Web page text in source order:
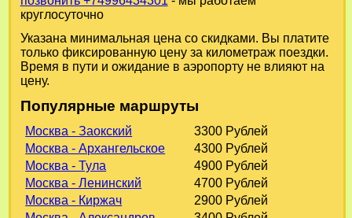
круглосуточно
Указана минимальная цена со скидками. Вы платите
только фиксированную цену за километраж поездки.
Время в пути и ожидание в аэропорту не влияют на
цену.
Популярные маршруты
Москва - Заокский
3300 Рублей
Москва - Архангельское
4300 Рублей
Москва - Тула
4900 Рублей
Москва - Ленинский
4700 Рублей
Москва - Киржач
2900 Рублей